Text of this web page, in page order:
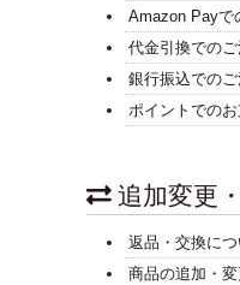
Amazon Payで
代金引換でのご
銀行振込でのご
ポイントでの
追加変更
返品・交換につ
商品の追加・